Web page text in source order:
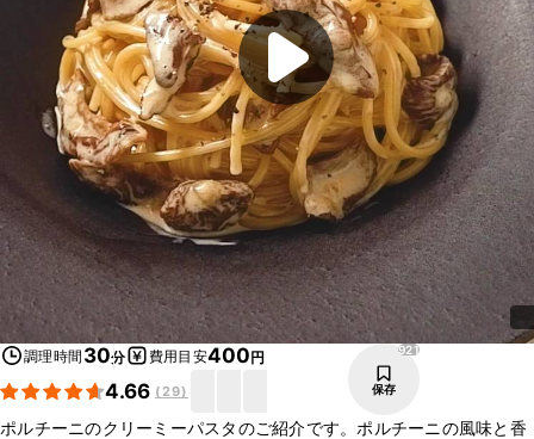
調理時間 30分 費用目安400円
4.66 (29)
921
保存
ポルチーニのクリーミーパスタのご紹介です。ポルチーニの風味と香